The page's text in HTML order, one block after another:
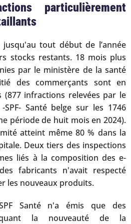
particulièrement
tout début de l’année
stocks restants. 18 mois plus
par le ministère de la santé
des commerçants sont en
infractions relevées par le
Santé belge sur les 1746
période de huit mois en 2024).
atteint même 80 % dans la
Deux tiers des inspections
liés à la composition des e-
fabricants n'avait respecté
les nouveaux produits.
Santé n'a émis que des
la nouveauté de la